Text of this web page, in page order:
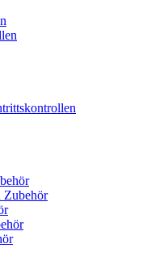
Zubehör